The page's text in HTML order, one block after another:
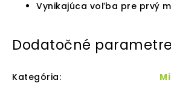
Vynikajúca voľba pre prvý
Dodatočné parametre
Kategória: